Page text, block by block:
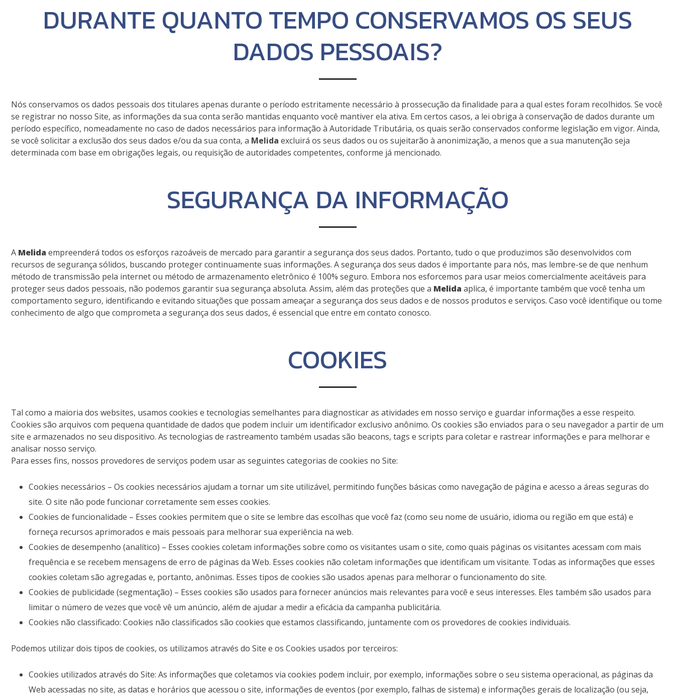
DURANTE QUANTO TEMPO CONSERVAMOS OS SEUS
DADOS PESSOAIS?
Nós conservamos os dados pessoais dos titulares apenas durante o período estritamente necessário à prossecução da finalidade para a qual estes foram recolhidos. Se você
se registrar no nosso Site, as informações da sua conta serão mantidas enquanto você mantiver ela ativa. Em certos casos, a lei obriga à conservação de dados durante um
período específico, nomeadamente no caso de dados necessários para informação à Autoridade Tributária, os quais serão conservados conforme legislação em vigor. Ainda,
se você solicitar a exclusão dos seus dados e/ou da sua conta, a Melida excluirá os seus dados ou os sujeitarão à anonimização, a menos que a sua manutenção seja
determinada com base em obrigações legais, ou requisição de autoridades competentes, conforme já mencionado.
SEGURANÇA DA INFORMAÇÃO
A Melida empreenderá todos os esforços razoáveis de mercado para garantir a segurança dos seus dados. Portanto, tudo o que produzimos são desenvolvidos com
recursos de segurança sólidos, buscando proteger continuamente suas informações. A segurança dos seus dados é importante para nós, mas lembre-se de que nenhum
método de transmissão pela internet ou método de armazenamento eletrônico é 100% seguro. Embora nos esforcemos para usar meios comercialmente aceitáveis para
proteger seus dados pessoais, não podemos garantir sua segurança absoluta. Assim, além das proteções que a Melida aplica, é importante também que você tenha um
comportamento seguro, identificando e evitando situações que possam ameaçar a segurança dos seus dados e de nossos produtos e serviços. Caso você identifique ou tome
conhecimento de algo que comprometa a segurança dos seus dados, é essencial que entre em contato conosco.
COOKIES
Tal como a maioria dos websites, usamos cookies e tecnologias semelhantes para diagnosticar as atividades em nosso serviço e guardar informações a esse respeito.
Cookies são arquivos com pequena quantidade de dados que podem incluir um identificador exclusivo anônimo. Os cookies são enviados para o seu navegador a partir de um
site e armazenados no seu dispositivo. As tecnologias de rastreamento também usadas são beacons, tags e scripts para coletar e rastrear informações e para melhorar e
analisar nosso serviço.
Para esses fins, nossos provedores de serviços podem usar as seguintes categorias de cookies no Site:
Cookies necessários – Os cookies necessários ajudam a tornar um site utilizável, permitindo funções básicas como navegação de página e acesso a áreas seguras do
site. O site não pode funcionar corretamente sem esses cookies.
Cookies de funcionalidade – Esses cookies permitem que o site se lembre das escolhas que você faz (como seu nome de usuário, idioma ou região em que está) e
forneça recursos aprimorados e mais pessoais para melhorar sua experiência na web.
Cookies de desempenho (analítico) – Esses cookies coletam informações sobre como os visitantes usam o site, como quais páginas os visitantes acessam com mais
frequência e se recebem mensagens de erro de páginas da Web. Esses cookies não coletam informações que identificam um visitante. Todas as informações que esses
cookies coletam são agregadas e, portanto, anônimas. Esses tipos de cookies são usados ​​apenas para melhorar o funcionamento do site.
Cookies de publicidade (segmentação) – Esses cookies são usados ​​para fornecer anúncios mais relevantes para você e seus interesses. Eles também são usados ​​para
limitar o número de vezes que você vê um anúncio, além de ajudar a medir a eficácia da campanha publicitária.
Cookies não classificado: Cookies não classificados são cookies que estamos classificando, juntamente com os provedores de cookies individuais.
Podemos utilizar dois tipos de cookies, os utilizamos através do Site e os Cookies usados por terceiros:
Cookies utilizados através do Site: As informações que coletamos via cookies podem incluir, por exemplo, informações sobre o seu sistema operacional, as páginas da
Web acessadas no site, as datas e horários que acessou o site, informações de eventos (por exemplo, falhas de sistema) e informações gerais de localização (ou seja,